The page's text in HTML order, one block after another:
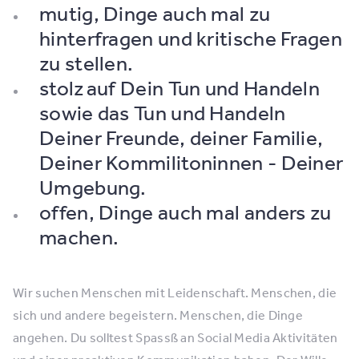
mutig, Dinge auch mal zu
hinterfragen und kritische Fragen
zu stellen.
stolz auf Dein Tun und Handeln
sowie das Tun und Handeln
Deiner Freunde, deiner Familie,
Deiner Kommilitoninnen - Deiner
Umgebung.
offen, Dinge auch mal anders zu
machen.
Wir suchen Menschen mit Leidenschaft. Menschen, die
sich und andere begeistern. Menschen, die Dinge
angehen. Du solltest Spassß an Social Media Aktivitäten